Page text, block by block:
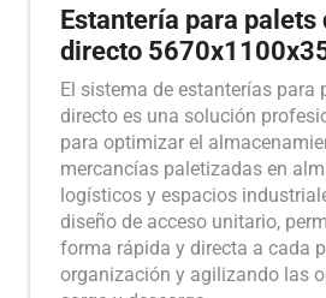
Estantería para palets
directo
El sistema de estanterías para
directo es una solución
para optimizar el
mercancías paletizadas en
logísticos y espacios
diseño de acceso unitario,
forma rápida y directa a cada
organización y agilizando las